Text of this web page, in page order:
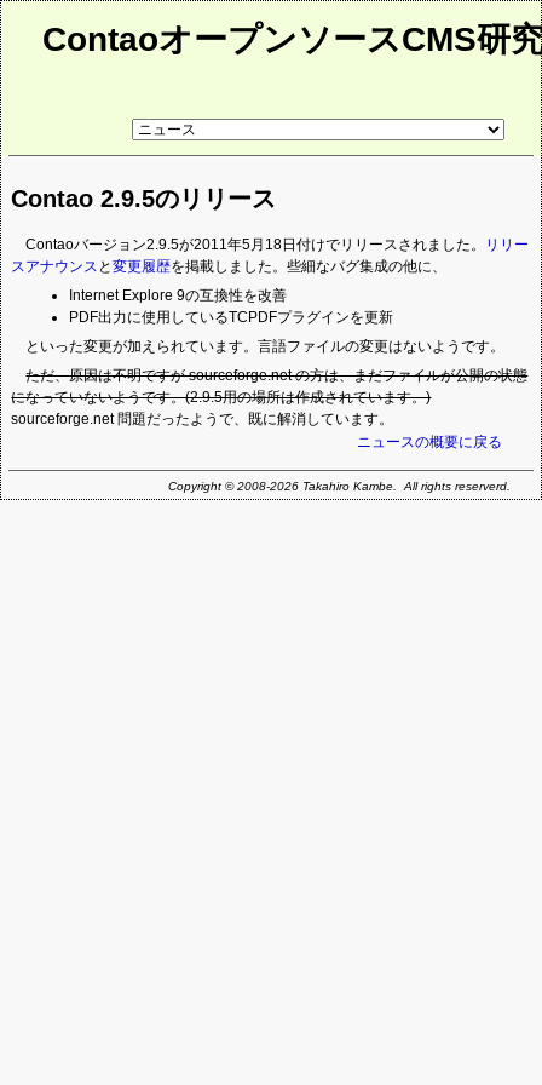
ContaoオープンソースCMS研
リ
ペ
ー
Contao 2.9.5のリリース
Contaoバージョン2.9.5が2011年5月18日付けでリリースされました。
リリー
スアナウンス と変更履歴を掲載しました。些細なバグ集成の他に、
Internet Explore 9の互換性を改善
PDF出力に使用しているTCPDFプラグインを更新
といった変更が加えられています。言語ファイルの変更はないようです。
ただ、原因は不明ですが sourceforge.net の方は、まだファイルが公開の状態
になっていないようです。(2.9.5用の場所は作成されています。)
sourceforge.net 問題だったようで、既に解消しています。
ニュースの概要に戻る
Copyright © 2008-2026 Takahiro Kambe. All rights reserverd.